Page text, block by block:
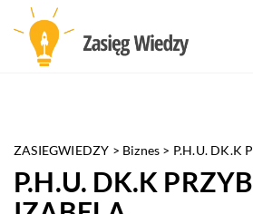
ZASIEGWIEDZY > Biznes > P.H.U. DK.K
P.H.U. DK.K